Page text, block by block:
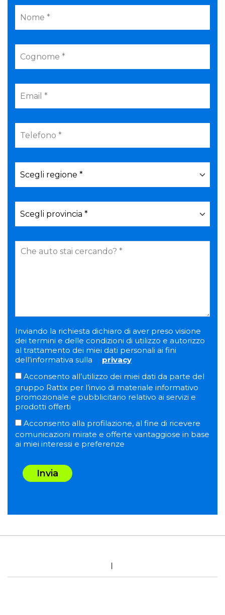
Inviando la richiesta dichiaro di aver preso visione
dei termini e delle condizioni di utilizzo e autorizzo
al trattamento dei miei dati personali ai fini
dell’informativa sulla
privacy
Acconsento all’utilizzo dei miei dati da parte del
gruppo Rattix per l’invio di materiale informativo
promozionale e pubblicitario relativo ai servizi e
prodotti offerti
Acconsento alla profilazione, al fine di ricevere
comunicazioni mirate e offerte vantaggiose in base
ai miei interessi e preferenze
Invia